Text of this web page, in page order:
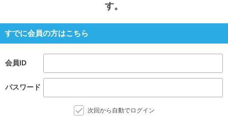
す。
すでに会員の方はこちら
会員ID
パスワード
次回から自動でログイン